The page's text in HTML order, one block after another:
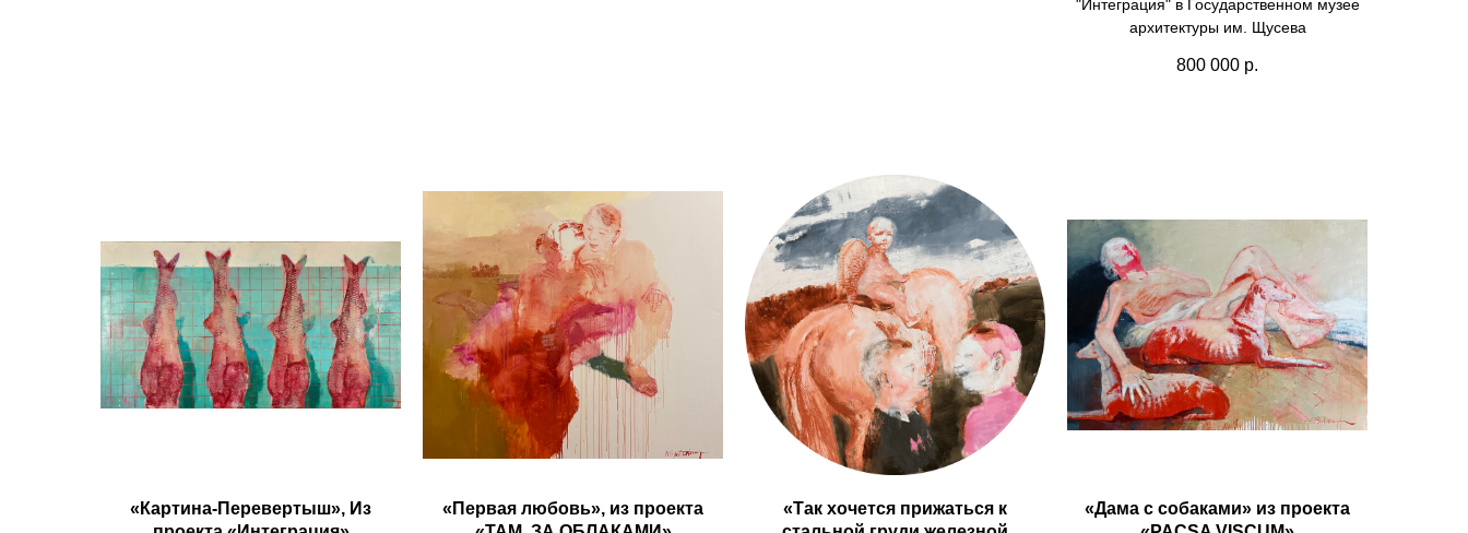
"Интеграция" в Государственном музее
архитектуры им. Щусева
800 000 р.
«Картина-Перевертыш», Из
«Первая любовь», из проекта
«Так хочется прижаться к
«Дама с собаками» из проекта